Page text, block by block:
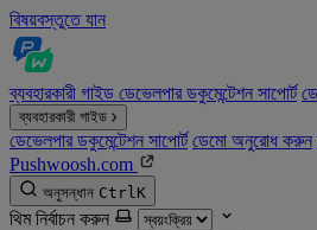
বিষয়বস্তুতে যান
ব্যবহারকারী গাইড ডেভেলপার ডকুমেন্টেশন সাপোর্ট
ব্যবহারকারী গাইড
ডেভেলপার ডকুমেন্টেশন সাপোর্ট ডেমো অনুরোধ করুন
Pushwoosh.com
অনুসন্ধান CtrlK
থিম নির্বাচন করুন